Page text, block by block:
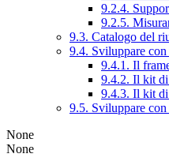
9.2.4.
9.2.5.
9.3. Catalogo del
9.4. Sviluppare
9.4.1. Il
9.4.2. Il kit
9.4.3. Il kit
9.5. Sviluppare
None
None